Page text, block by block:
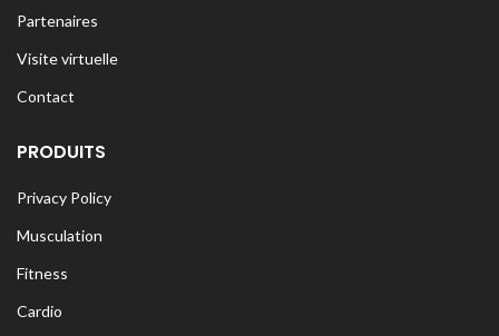
Partenaires
Visite virtuelle
Contact
PRODUITS
Privacy Policy
Musculation
Fitness
Cardio